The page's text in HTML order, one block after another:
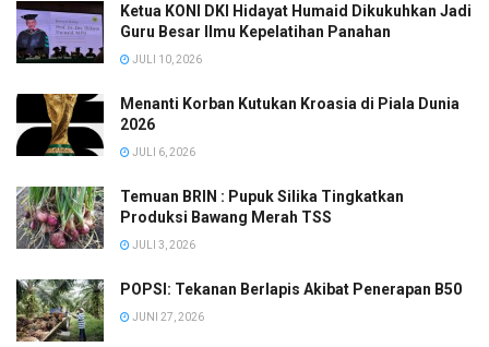
Ketua KONI DKI Hidayat Humaid Dikukuhkan Jadi
Guru Besar Ilmu Kepelatihan Panahan
JULI 10, 2026
Menanti Korban Kutukan Kroasia di Piala Dunia
2026
JULI 6, 2026
Temuan BRIN : Pupuk Silika Tingkatkan
Produksi Bawang Merah TSS
JULI 3, 2026
POPSI: Tekanan Berlapis Akibat Penerapan B50
JUNI 27, 2026